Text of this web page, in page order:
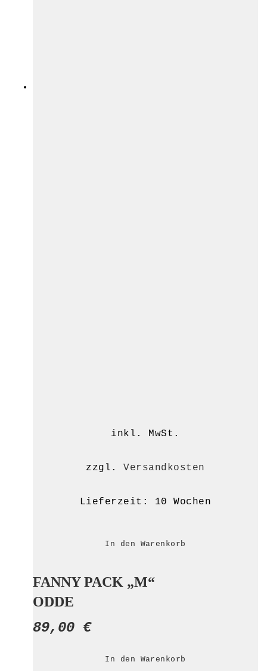
inkl. MwSt.
zzgl.Versandkosten
Lieferzeit: 10 Wochen
In den Warenkorb
FANNY PACK „M“
ODDE
89,00 €
In den Warenkorb